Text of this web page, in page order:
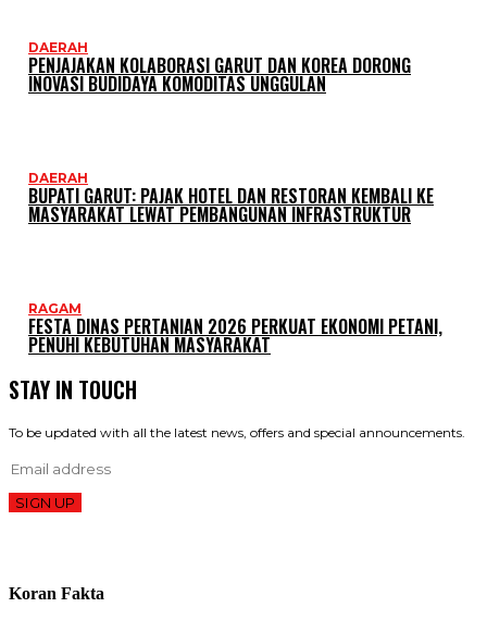
DAERAH
PENJAJAKAN KOLABORASI GARUT DAN KOREA DORONG
INOVASI BUDIDAYA KOMODITAS UNGGULAN
DAERAH
BUPATI GARUT: PAJAK HOTEL DAN RESTORAN KEMBALI KE
MASYARAKAT LEWAT PEMBANGUNAN INFRASTRUKTUR
RAGAM
FESTA DINAS PERTANIAN 2026 PERKUAT EKONOMI PETANI,
PENUHI KEBUTUHAN MASYARAKAT
STAY IN TOUCH
To be updated with all the latest news, offers and special announcements.
SIGN UP
Koran Fakta